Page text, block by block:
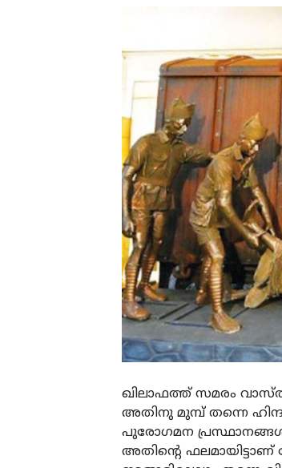
ഖിലാഫത്ത് സമരം
അതിനു മുമ്പ് തന്നെ
പുരോഗമന
അതിന്റെ